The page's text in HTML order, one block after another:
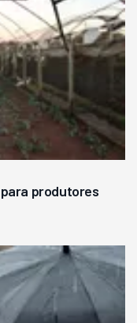
produtores